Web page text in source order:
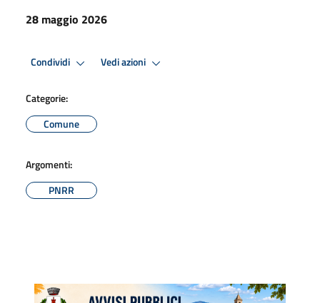
28 maggio 2026
Condividi Vedi azioni
Categorie:
Comune
Argomenti:
PNRR